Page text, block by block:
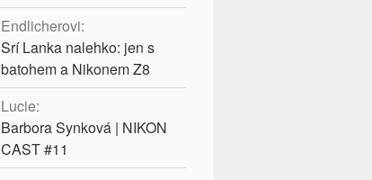
Endlicherovi:
Srí Lanka nalehko: jen s
batohem a Nikonem Z8
Lucie:
Barbora Synková | NIKON
CAST #11